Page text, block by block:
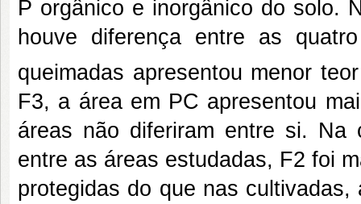
P orgânico e inorgânico do solo.
houve diferença entre as
queimadas apresentou menor
F3, a área em PC apresentou
áreas não diferiram entre si. Na
entre as áreas estudadas, F2 foi
protegidas do que nas